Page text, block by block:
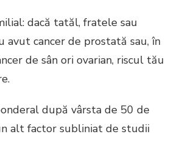
dacă tatăl, fratele sau
avut cancer de prostată sau, în
de sân ori ovarian, riscul tău
după vârsta de 50 de
alt factor subliniat de studii